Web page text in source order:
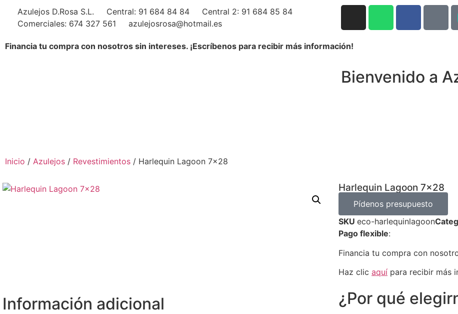
Azulejos D.Rosa S.L. Central: 91 684 84 84
Central 2: 91 684 85 84
Comerciales: 674 327 561
azulejosrosa@hotmail.es
Financia tu compra con nosotros sin intereses. ¡Escríbenos para recibir más información!
Bienvenido a
Inicio / Azulejos / Revestimientos / Harlequin Lagoon 7×28
Harlequin Lagoon 7×28
Pídenos presupuesto
SKU eco-harlequinlagoon
Pago flexible:
Financia tu compra con
Haz clic aquí para recibir más
Información adicional ¿Por qué